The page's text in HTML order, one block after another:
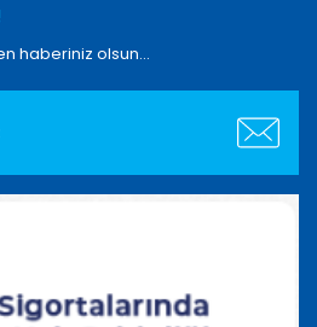
haberiniz olsun...